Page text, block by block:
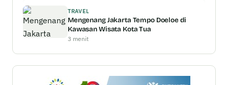
TRAVEL
Mengenang Jakarta Tempo Doeloe di
Kawasan Wisata Kota Tua
3 menit